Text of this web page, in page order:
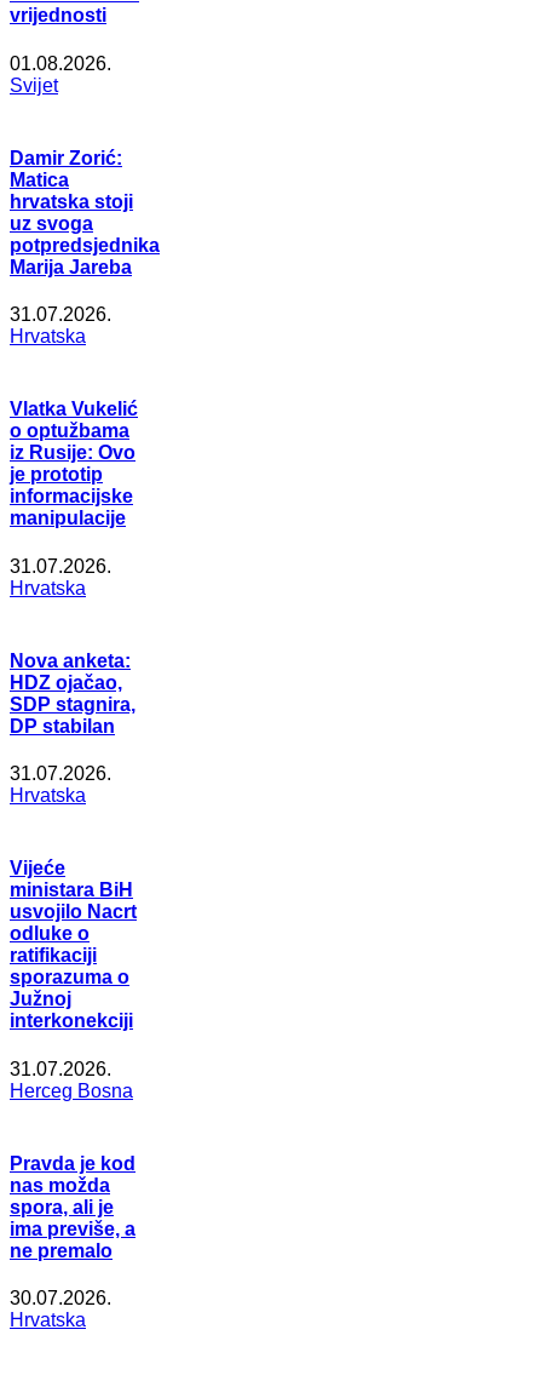
vrijednosti
01.08.2026.
Svijet
Damir Zorić:
Matica
hrvatska stoji
uz svoga
potpredsjednika
Marija Jareba
31.07.2026.
Hrvatska
Vlatka Vukelić
o optužbama
iz Rusije: Ovo
je prototip
informacijske
manipulacije
31.07.2026.
Hrvatska
Nova anketa:
HDZ ojačao,
SDP stagnira,
DP stabilan
31.07.2026.
Hrvatska
Vijeće
ministara BiH
usvojilo Nacrt
odluke o
ratifikaciji
sporazuma o
Južnoj
interkonekciji
31.07.2026.
Herceg Bosna
Pravda je kod
nas možda
spora, ali je
ima previše, a
ne premalo
30.07.2026.
Hrvatska